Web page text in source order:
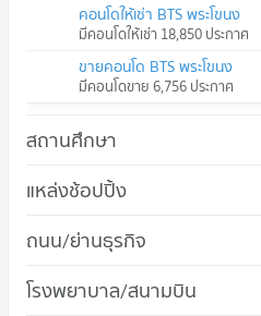
คอนโดให้เช่า BTS พระโขนง
มีคอนโดให้เช่า 18,850 ประกาศ
ขายคอนโด BTS พระโขนง
มีคอนโดขาย 6,756 ประกาศ
สถานศึกษา
คอนโด ม.กรุงเทพ กล้วยน้ำไท
คอนโดให้เช่า ม.กรุงเทพ กล้วยน้ำไท
มีคอนโดให้เช่า 51,653 ประกาศ
ขายคอนโด ม.กรุงเทพ กล้วยน้ำไท
แหล่งช้อปปิ้ง
คอนโด เกตเวย์ เอกมัย
คอนโดให้เช่า เกตเวย์ เอกมัย
ถนน/ย่านธุรกิจ
คอนโด เขตคลองเตย
โรงพยาบาล/สนามบิน